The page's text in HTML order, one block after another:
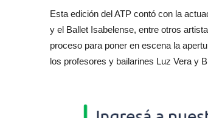
Esta edición del ATP contó con la
y el Ballet Isabelense, entre otros
proceso para poner en escena la
los profesores y bailarines Luz Vera y